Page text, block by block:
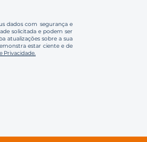
dados com segurança e
solicitada e podem ser
atualizações sobre a sua
estar ciente e de
Privacidade.